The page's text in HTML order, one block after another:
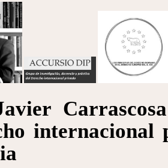
internacional